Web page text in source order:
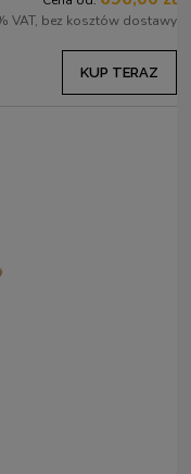
VAT, bez kosztów dostawy
KUP TERAZ